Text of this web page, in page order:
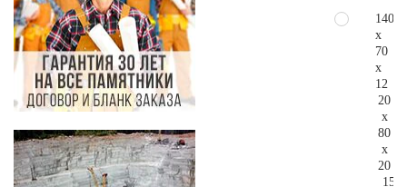
140
x
70
x
12
20
x
80
x
20